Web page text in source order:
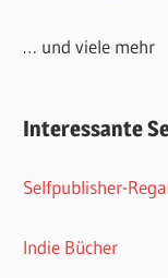
… und viele mehr
Interessante
Selfpublisher-
Indie Bücher